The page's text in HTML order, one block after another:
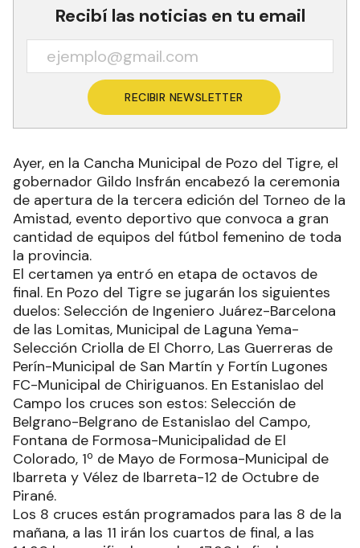
Recibí las noticias en tu email
RECIBIR NEWSLETTER
Ayer, en la Cancha Municipal de Pozo del Tigre, el
gobernador Gildo Insfrán encabezó la ceremonia
de apertura de la tercera edición del Torneo de la
Amistad, evento deportivo que convoca a gran
cantidad de equipos del fútbol femenino de toda
la provincia.
El certamen ya entró en etapa de octavos de
final. En Pozo del Tigre se jugarán los siguientes
duelos: Selección de Ingeniero Juárez-Barcelona
de las Lomitas, Municipal de Laguna Yema-
Selección Criolla de El Chorro, Las Guerreras de
Perín-Municipal de San Martín y Fortín Lugones
FC-Municipal de Chiriguanos. En Estanislao del
Campo los cruces son estos: Selección de
Belgrano-Belgrano de Estanislao del Campo,
Fontana de Formosa-Municipalidad de El
Colorado, 1º de Mayo de Formosa-Municipal de
Ibarreta y Vélez de Ibarreta-12 de Octubre de
Pirané.
Los 8 cruces están programados para las 8 de la
mañana, a las 11 irán los cuartos de final, a las